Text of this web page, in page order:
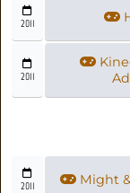
2011
2011
2011 Might &